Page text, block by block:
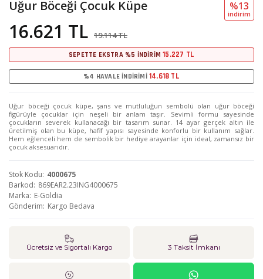
Uğur Böceği Çocuk Küpe
16.621 TL 19.114 TL
%13
i̇ndi̇ri̇m
SEPETTE EKSTRA %5 İNDİRİM15.227 TL
%4 HAVALE İNDİRİMİ 14.618 TL
Uğur böceği çocuk küpe, şans ve mutluluğun sembolü olan uğur böceği
figürüyle çocuklar için neşeli bir anlam taşır. Sevimli formu sayesinde
çocukların severek kullanacağı bir tasarım sunar. 14 ayar gerçek altın ile
üretilmiş olan bu küpe, hafif yapısı sayesinde konforlu bir kullanım sağlar.
Hem eğlenceli hem de sembolik bir hediye arayanlar için ideal, zamansız bir
çocuk aksesuarıdır.
Stok Kodu 4000675
Barkod 869EAR2.23ING4000675
Marka E-Goldia
Gönderim Kargo Bedava
Ücretsiz ve Sigortalı Kargo 3 Taksit İmkanı